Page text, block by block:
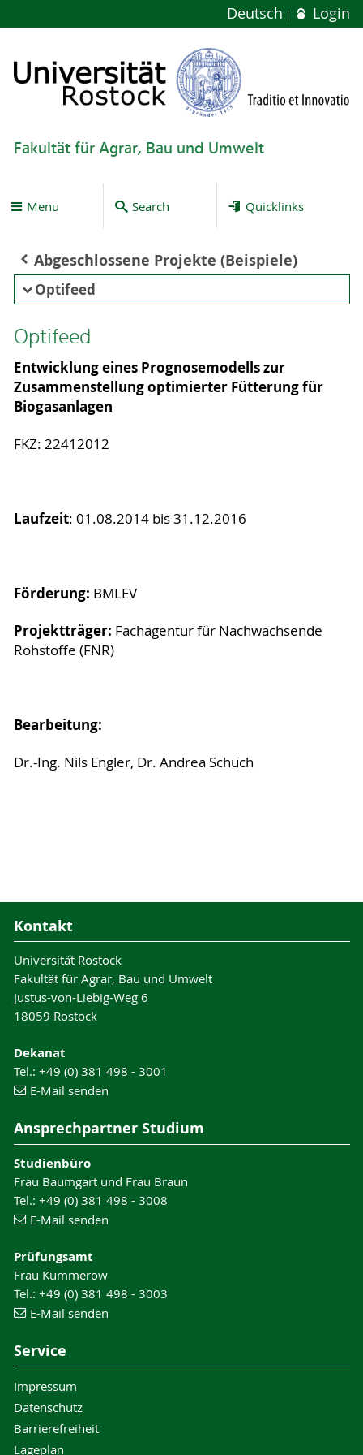
Deutsch Login
Fakultät für Agrar, Bau und Umwelt
Menu Search Quicklinks
Abgeschlossene Projekte (Beispiele)
Optifeed
Optifeed
Entwicklung eines Prognosemodells zur
Zusammenstellung optimierter Fütterung für
Biogasanlagen
FKZ: 22412012
Laufzeit: 01.08.2014 bis 31.12.2016
Förderung: BMLEV
Projektträger: Fachagentur für Nachwachsende
Rohstoffe (FNR)
Bearbeitung:
Dr.-Ing. Nils Engler, Dr. Andrea Schüch
Kontakt
Universität Rostock
Fakultät für Agrar, Bau und Umwelt
Justus-von-Liebig-Weg 6
18059 Rostock
Dekanat
Tel.: +49 (0) 381 498 - 3001
E-Mail senden
Ansprechpartner Studium
Studienbüro
Frau Baumgart und Frau Braun
Tel.: +49 (0) 381 498 - 3008
E-Mail senden
Prüfungsamt
Frau Kummerow
Tel.: +49 (0) 381 498 - 3003
E-Mail senden
Service
Impressum
Datenschutz
Barrierefreiheit
Lageplan